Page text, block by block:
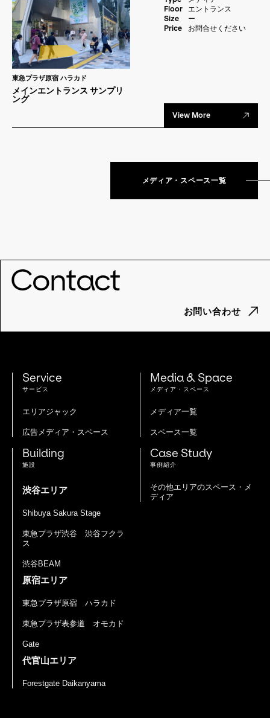
東急プラザ原宿 ハラカド
メインエントランス サンプリ
ング
Floor
エントランス
Size
ー
Price
お問合せください
View More
メディア・スペース一覧
Contact
お問い合わせ
Service
サービス
エリアジャック
広告メディア・スペース
Media & Space
メディア・スペース
メディア一覧
スペース一覧
Building
施設
渋谷エリア
Shibuya Sakura Stage
東急プラザ渋谷 渋谷フクラ
ス
渋谷BEAM
原宿エリア
東急プラザ原宿 ハラカド
東急プラザ表参道 オモカド
Gate
代官山エリア
Forestgate Daikanyama
Case Study
事例紹介
その他エリアのスペース・メ
ディア